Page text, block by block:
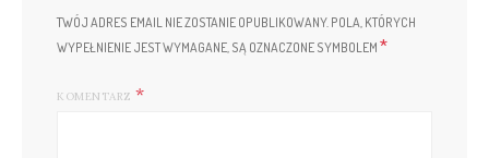
TWÓJ ADRES EMAIL NIE ZOSTANIE OPUBLIKOWANY. POLA, KTÓRYCH
WYPEŁNIENIE JEST WYMAGANE, SĄ OZNACZONE SYMBOLEM *
KOMENTARZ